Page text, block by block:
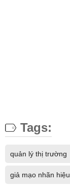
Tags:
quản lý thị trường
giả mạo nhãn hiệu